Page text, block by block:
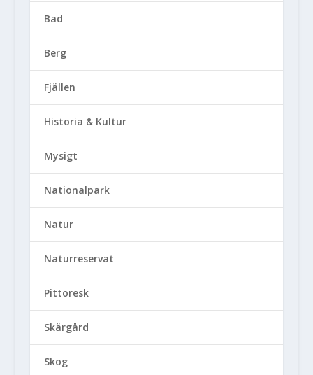
Bad
Berg
Fjällen
Historia & Kultur
Mysigt
Nationalpark
Natur
Naturreservat
Pittoresk
Skärgård
Skog